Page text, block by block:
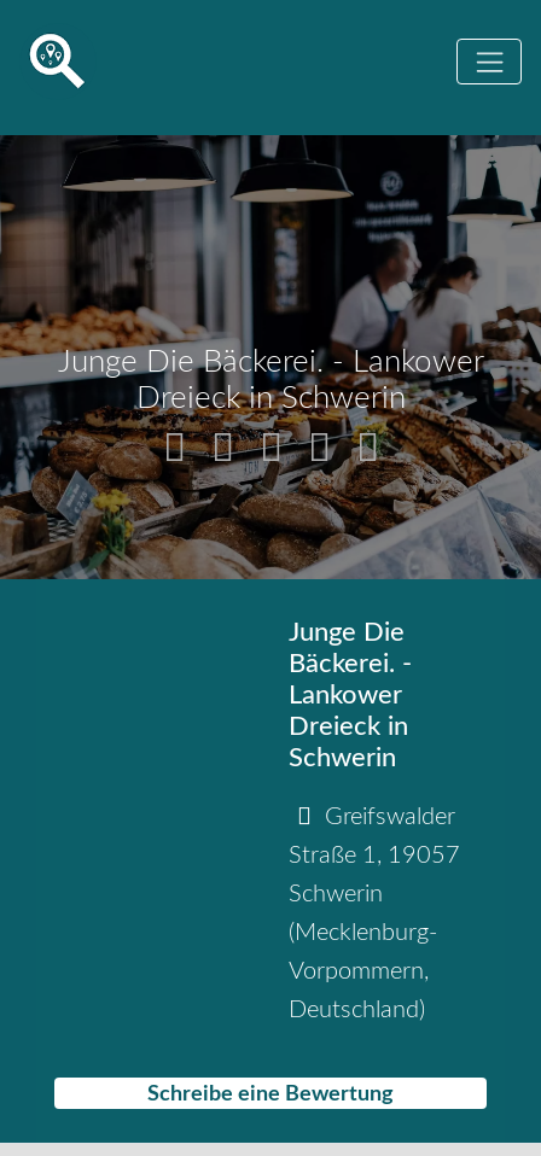
Junge Die Bäckerei. - Lankower
Dreieck in Schwerin
Junge Die
Bäckerei. -
Lankower
Dreieck in
Schwerin
Greifswalder
Straße 1, 19057
Schwerin
( Mecklenburg-
Vorpommern,
Deutschland)
Schreibe eine Bewertung